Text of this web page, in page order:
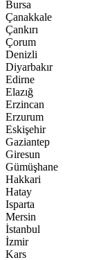
Bursa
Çanakkale
Çankırı
Çorum
Denizli
Diyarbakır
Edirne
Elazığ
Erzincan
Erzurum
Eskişehir
Gaziantep
Giresun
Gümüşhane
Hakkari
Hatay
Isparta
Mersin
İstanbul
İzmir
Kars